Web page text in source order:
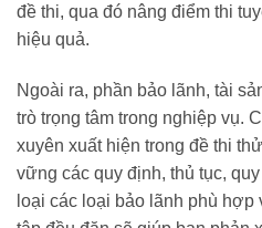
đề thi, qua đó nâng điểm thi
hiệu quả.
Ngoài ra, phần bảo lãnh, tài
trò trọng tâm trong nghiệp vụ.
xuyên xuất hiện trong đề thi
vững các quy định, thủ tục,
loại các loại bảo lãnh phù